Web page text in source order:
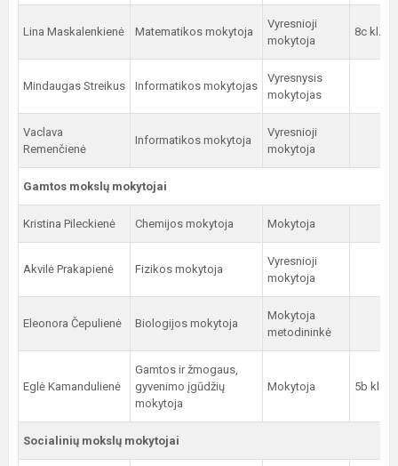
Lina Maskalenkienė Matematikos mokytoja
Vyresnioji
mokytoja
8c kl.
Mindaugas Streikus Informatikos mokytojas
Vyresnysis
mokytojas
Vaclava
Remenčienė
Informatikos mokytoja
Vyresnioji
mokytoja
Gamtos mokslų mokytojai
Kristina Pileckienė Chemijos mokytoja Mokytoja
Akvilė Prakapienė Fizikos mokytoja
Vyresnioji
mokytoja
Eleonora Čepulienė Biologijos mokytoja
Mokytoja
metodininkė
Eglė Kamandulienė
Gamtos ir žmogaus,
gyvenimo įgūdžių
mokytoja
Mokytoja 5b kl.
Socialinių mokslų mokytojai